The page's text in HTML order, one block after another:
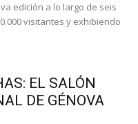
edición a lo largo de seis
visitantes y exhibiendo
EL SALÓN
DE GÉNOVA